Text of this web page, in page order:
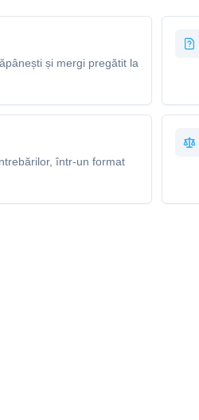
și mergi pregătit la
într-un format